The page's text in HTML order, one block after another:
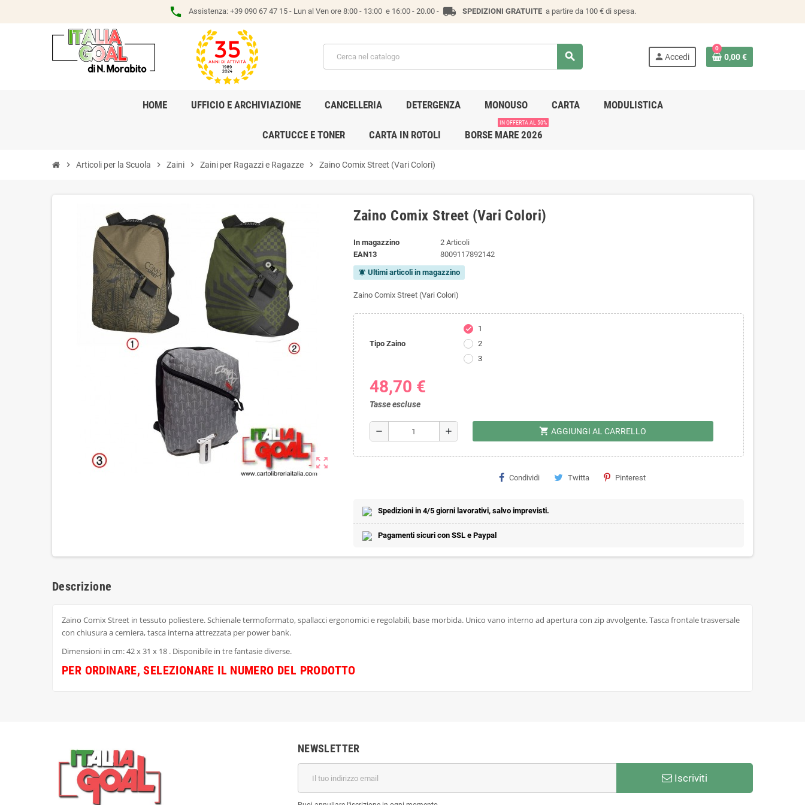
phone Assistenza: +39 090 67 47 15 - Lun al Ven ore 8:00 - 13:00 e 16:00 - 20.00 - local_shipping SPEDIZIONI GRATUITE a partire da 100 € di spesa.
search person Accedi
0
0,00 €
HOME UFFICIO E ARCHIVIAZIONE CANCELLERIA DETERGENZA MONOUSO CARTA MODULISTICA
CARTUCCE E TONER CARTA IN ROTOLI BORSE MARE 2026
IN OFFERTA AL 50%
chevron_right Articoli per la Scuola chevron_right Zaini chevron_right Zaini per Ragazzi e Ragazze chevron_right Zaino Comix Street (Vari Colori)
zoom_out_map
Zaino Comix Street (Vari Colori)
In magazzino
2 Articoli
EAN13
8009117892142
notifications_active Ultimi articoli in magazzino
Zaino Comix Street (Vari Colori)
Tipo Zaino
check
1
2
3
48,70 €
Tasse escluse
remove add shopping_cart AGGIUNGI AL CARRELLO
Condividi Twitta Pinterest
Spedizioni in 4/5 giorni lavorativi, salvo imprevisti.
Pagamenti sicuri con SSL e Paypal
Descrizione
Zaino Comix Street in tessuto poliestere. Schienale termoformato, spallacci ergonomici e regolabili, base morbida. Unico vano interno ad apertura con zip avvolgente. Tasca frontale trasversale
con chiusura a cerniera, tasca interna attrezzata per power bank.
Dimensioni in cm: 42 x 31 x 18 . Disponibile in tre fantasie diverse.
PER ORDINARE, SELEZIONARE IL NUMERO DEL PRODOTTO
NEWSLETTER
Iscriviti